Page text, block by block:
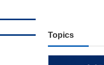
Topics